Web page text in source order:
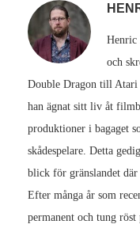
Henric
och
Double Dragon till Atari
han ägnat sitt liv åt
produktioner i bagaget
skådespelare. Detta
blick för gränslandet
Efter många år som
permanent och tung röst